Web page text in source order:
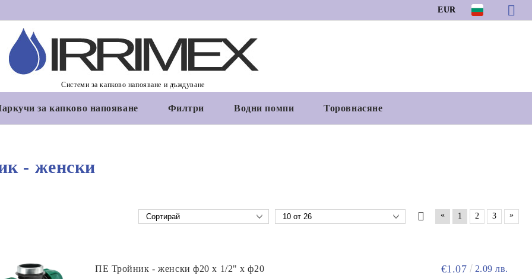
EUR
Системи за капково напояване и дъждуване
за капково напояване Филтри Водни помпи Торовнасяне
- женски
« 1 2 3 »
ПЕ Тройник - женски ф20 х 1/2" х ф20 €1.07 2.09 лв.